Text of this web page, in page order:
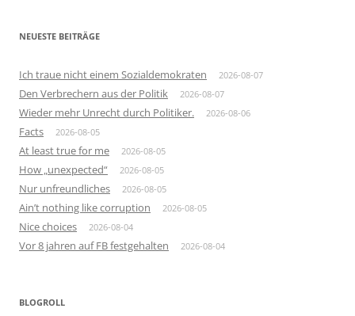
NEUESTE BEITRÄGE
Ich traue nicht einem Sozialdemokraten 2026-08-07
Den Verbrechern aus der Politik 2026-08-07
Wieder mehr Unrecht durch Politiker. 2026-08-06
Facts 2026-08-05
At least true for me 2026-08-05
How „unexpected“ 2026-08-05
Nur unfreundliches 2026-08-05
Ain’t nothing like corruption 2026-08-05
Nice choices 2026-08-04
Vor 8 jahren auf FB festgehalten 2026-08-04
BLOGROLL